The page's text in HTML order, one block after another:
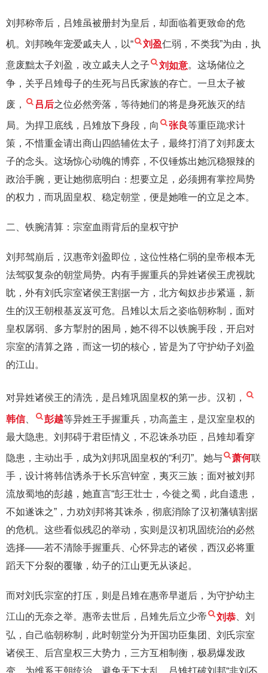
刘邦称帝后，吕雉虽被册封为皇后，却面临着更致命的危
机。刘邦晚年宠爱戚夫人，以“ 刘盈仁弱，不类我”为由，执
意废黜太子刘盈，改立戚夫人之子 刘如意。这场储位之
争，关乎吕雉母子的生死与吕氏家族的存亡。一旦太子被
废， 吕后之位必然旁落，等待她们的将是身死族灭的结
局。为捍卫底线，吕雉放下身段，向 张良等重臣跪求计
策，不惜重金请出商山四皓辅佐太子，最终打消了刘邦废太
子的念头。这场惊心动魄的博弈，不仅锤炼出她沉稳狠辣的
政治手腕，更让她彻底明白：想要立足，必须拥有掌控局势
的权力，而巩固皇权、稳定朝堂，便是她唯一的立足之本。
二、铁腕清算：宗室血雨背后的皇权守护
刘邦驾崩后，汉惠帝刘盈即位，这位性格仁弱的皇帝根本无
法驾驭复杂的朝堂局势。内有手握重兵的异姓诸侯王虎视眈
眈，外有刘氏宗室诸侯王割据一方，北方匈奴步步紧逼，新
生的汉王朝根基岌岌可危。吕雉以太后之姿临朝称制，面对
皇权孱弱、多方掣肘的困局，她不得不以铁腕手段，开启对
宗室的清算之路，而这一切的核心，皆是为了守护幼子刘盈
的江山。
对异姓诸侯王的清洗，是吕雉巩固皇权的第一步。汉初，
韩信、 彭越等异姓王手握重兵，功高盖主，是汉室皇权的
最大隐患。刘邦碍于君臣情义，不忍诛杀功臣，吕雉却看穿
隐患，主动出手，成为刘邦巩固皇权的“利刃”。她与 萧何联
手，设计将韩信诱杀于长乐宫钟室，夷灭三族；面对被刘邦
流放蜀地的彭越，她直言“彭王壮士，今徙之蜀，此自遗患，
不如遂诛之”，力劝刘邦将其诛杀，彻底消除了汉初藩镇割据
的危机。这些看似残忍的举动，实则是汉初巩固统治的必然
选择——若不清除手握重兵、心怀异志的诸侯，西汉必将重
蹈天下分裂的覆辙，幼子的江山更无从谈起。
而对刘氏宗室的打压，则是吕雉在惠帝早逝后，为守护幼主
江山的无奈之举。惠帝去世后，吕雉先后立少帝 刘恭、刘
弘，自己临朝称制，此时朝堂分为开国功臣集团、刘氏宗室
诸侯王、后宫皇权三大势力，三方互相制衡，极易爆发政
变。为维系王朝统治，避免天下大乱，吕雉打破刘邦“非刘不